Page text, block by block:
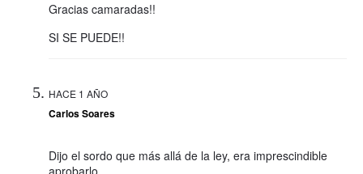
Gracias camaradas!!
SI SE PUEDE!!
HACE 1 AÑO
Carlos Soares
Dijo el sordo que más allá de la ley, era imprescindible